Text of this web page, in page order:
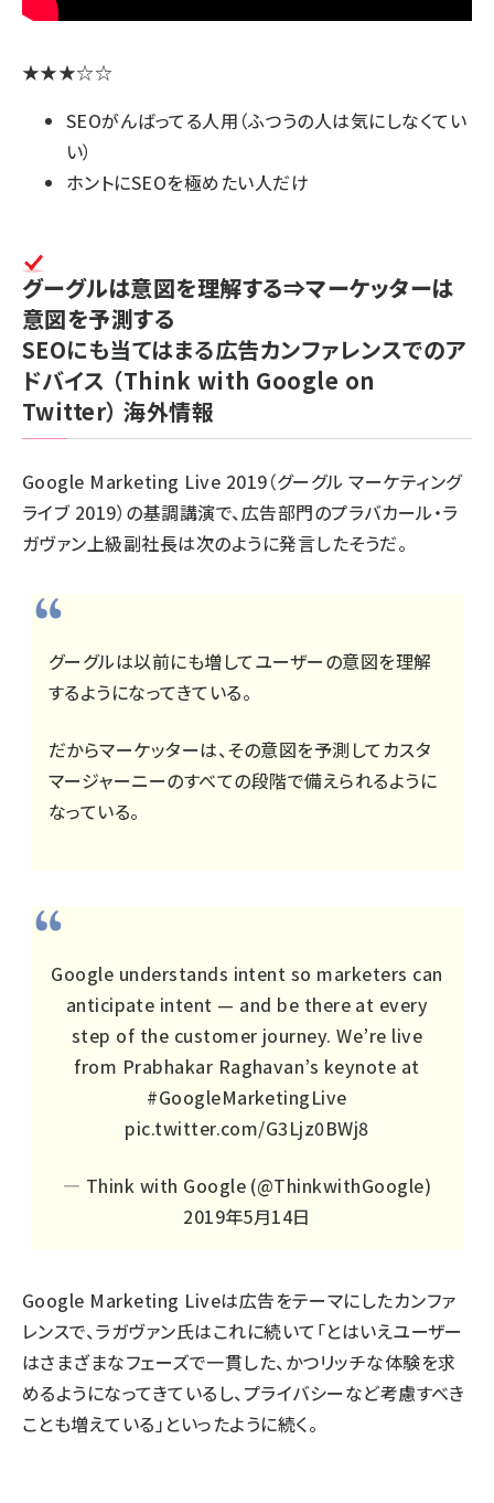
★★★☆☆
SEOがんばってる人用（ふつうの人は気にしなくてい
い）
ホントにSEOを極めたい人だけ
グーグルは意図を理解する⇒マーケッターは
意図を予測する
SEOにも当てはまる広告カンファレンスでのア
ドバイス （Think with Google on
Twitter）海外情報
Google Marketing Live 2019（グーグル マーケティング
ライブ 2019）の基調講演で、広告部門のプラバカール・ラ
ガヴァン上級副社長は次のように発言したそうだ。
グーグルは以前にも増してユーザーの意図を理解
するようになってきている。
だからマーケッターは、その意図を予測してカスタ
マージャーニーのすべての段階で備えられるように
なっている。
Google understands intent so marketers can
anticipate intent — and be there at every
step of the customer journey. We’re live
from Prabhakar Raghavan’s keynote at
#GoogleMarketingLive
pic.twitter.com/G3Ljz0BWj8
— Think with Google (@ThinkwithGoogle)
2019年5月14日
Google Marketing Liveは広告をテーマにしたカンファ
レンスで、ラガヴァン氏はこれに続いて「とはいえユーザー
はさまざまなフェーズで一貫した、かつリッチな体験を求
めるようになってきているし、プライバシーなど考慮すべき
ことも増えている」といったように続く。